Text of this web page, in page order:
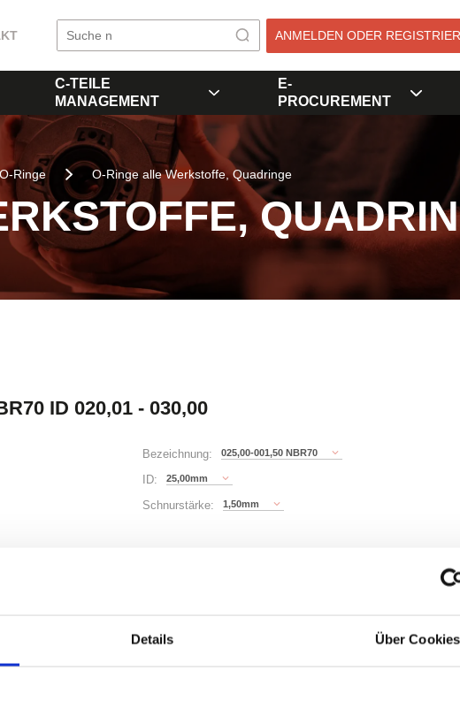
Details Über Cookies
ANMELDEN ODER
C-TEILE
MANAGEMENT
E-
PROCUREMENT
O-Ringe O-Ringe alle Werkstoffe, Quadringe
ID 020,01 - 030,00
Bezeichnung: 025,00-001,50 NBR70
ID: 25,00mm
Schnurstärke: 1,50mm
Warenkorb